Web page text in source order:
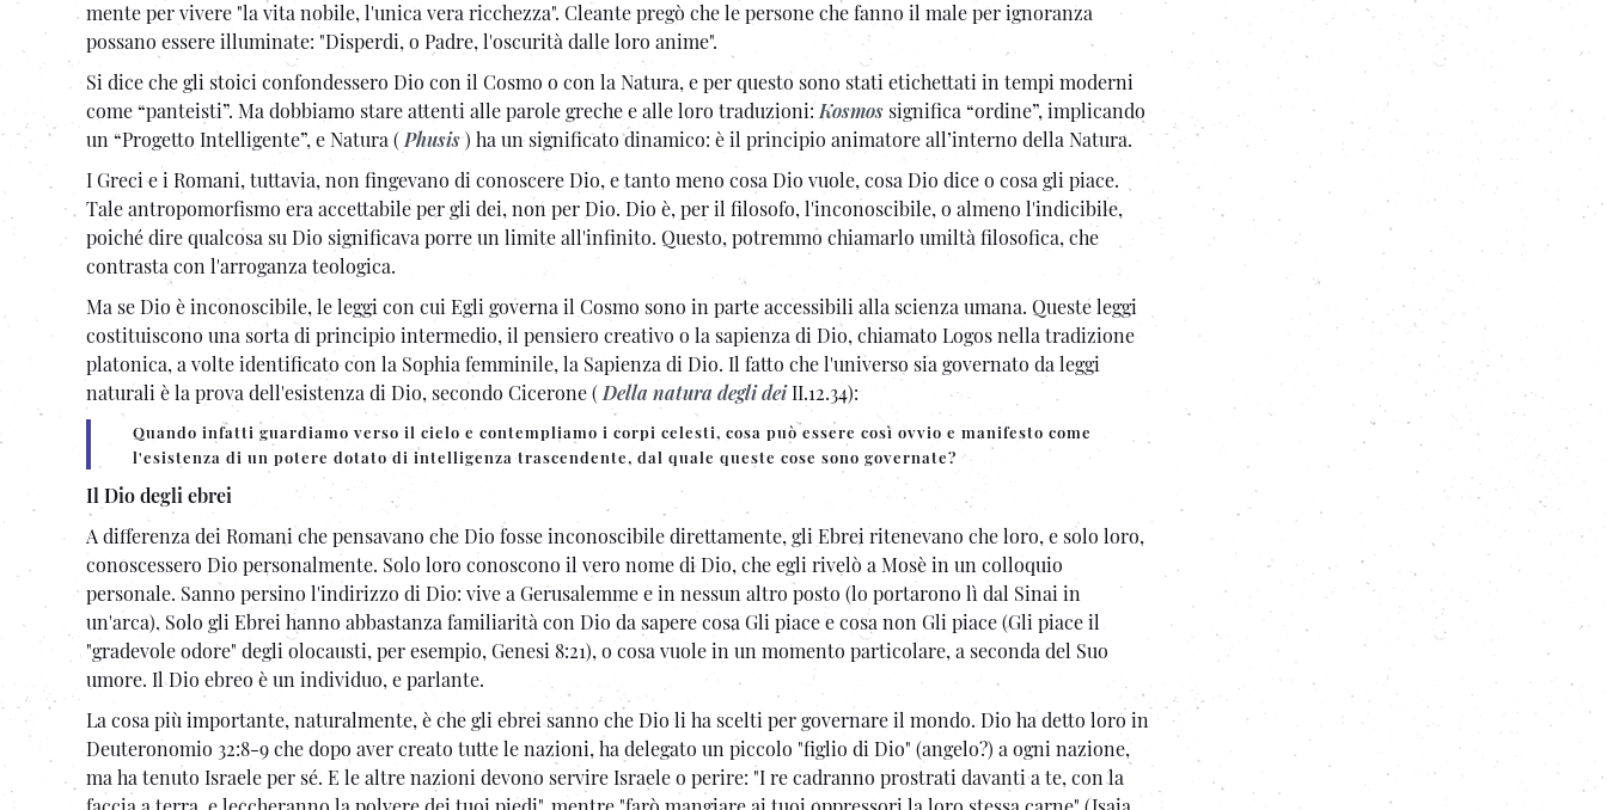
mente per vivere "la vita nobile, l'unica vera ricchezza". Cleante pregò che le persone che fanno il male per ignoranza
possano essere illuminate: "Disperdi, o Padre, l'oscurità dalle loro anime".
Si dice che gli stoici confondessero Dio con il Cosmo o con la Natura, e per questo sono stati etichettati in tempi moderni
come “panteisti”. Ma dobbiamo stare attenti alle parole greche e alle loro traduzioni: Kosmos significa “ordine”, implicando
un “Progetto Intelligente”, e Natura ( Phusis) ha un significato dinamico: è il principio animatore all’interno della Natura.
I Greci e i Romani, tuttavia, non fingevano di conoscere Dio, e tanto meno cosa Dio vuole, cosa Dio dice o cosa gli piace.
Tale antropomorfismo era accettabile per gli dei, non per Dio. Dio è, per il filosofo, l'inconoscibile, o almeno l'indicibile,
poiché dire qualcosa su Dio significava porre un limite all'infinito. Questo, potremmo chiamarlo umiltà filosofica, che
contrasta con l'arroganza teologica.
Ma se Dio è inconoscibile, le leggi con cui Egli governa il Cosmo sono in parte accessibili alla scienza umana. Queste leggi
costituiscono una sorta di principio intermedio, il pensiero creativo o la sapienza di Dio, chiamato Logos nella tradizione
platonica, a volte identificato con la Sophia femminile, la Sapienza di Dio. Il fatto che l'universo sia governato da leggi
naturali è la prova dell'esistenza di Dio, secondo Cicerone ( Della natura degli deiII.12.34):
Quando infatti guardiamo verso il cielo e contempliamo i corpi celesti, cosa può essere così ovvio e manifesto come
l'esistenza di un potere dotato di intelligenza trascendente, dal quale queste cose sono governate?
Il Dio degli ebrei
A differenza dei Romani che pensavano che Dio fosse inconoscibile direttamente, gli Ebrei ritenevano che loro, e solo loro,
conoscessero Dio personalmente. Solo loro conoscono il vero nome di Dio, che egli rivelò a Mosè in un colloquio
personale. Sanno persino l'indirizzo di Dio: vive a Gerusalemme e in nessun altro posto (lo portarono lì dal Sinai in
un'arca). Solo gli Ebrei hanno abbastanza familiarità con Dio da sapere cosa Gli piace e cosa non Gli piace (Gli piace il
"gradevole odore" degli olocausti, per esempio, Genesi 8:21), o cosa vuole in un momento particolare, a seconda del Suo
umore. Il Dio ebreo è un individuo, e parlante.
La cosa più importante, naturalmente, è che gli ebrei sanno che Dio li ha scelti per governare il mondo. Dio ha detto loro in
Deuteronomio 32:8-9 che dopo aver creato tutte le nazioni, ha delegato un piccolo "figlio di Dio" (angelo?) a ogni nazione,
ma ha tenuto Israele per sé. E le altre nazioni devono servire Israele o perire: "I re cadranno prostrati davanti a te, con la